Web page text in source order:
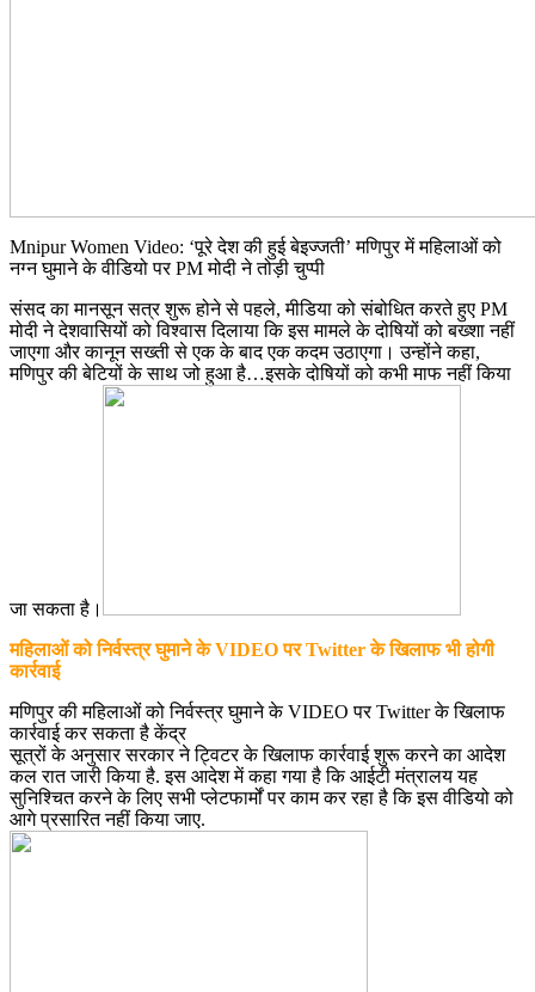
Mnipur Women Video: ‘पूरे देश की हुई बेइज्जती’ मणिपुर में महिलाओं को
नग्न घुमाने के वीडियो पर PM मोदी ने तोड़ी चुप्पी
संसद का मानसून सत्र शुरू होने से पहले, मीडिया को संबोधित करते हुए PM
मोदी ने देशवासियों को विश्वास दिलाया कि इस मामले के दोषियों को बख्शा नहीं
जाएगा और कानून सख्ती से एक के बाद एक कदम उठाएगा। उन्होंने कहा,
मणिपुर की बेटियों के साथ जो हुआ है…इसके दोषियों को कभी माफ नहीं किया
जा सकता है।
महिलाओं को निर्वस्त्र घुमाने के VIDEO पर Twitter के खिलाफ भी होगी
कार्रवाई
मणिपुर की महिलाओं को निर्वस्त्र घुमाने के VIDEO पर Twitter के खिलाफ
कार्रवाई कर सकता है केंद्र
सूत्रों के अनुसार सरकार ने ट्विटर के खिलाफ कार्रवाई शुरू करने का आदेश
कल रात जारी किया है. इस आदेश में कहा गया है कि आईटी मंत्रालय यह
सुनिश्चित करने के लिए सभी प्लेटफार्मों पर काम कर रहा है कि इस वीडियो को
आगे प्रसारित नहीं किया जाए.